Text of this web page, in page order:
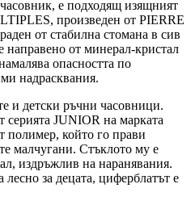
е подходящ изящният
произведен от PIERRE
от стабилна стомана в сив
направено от минерал-кристал
опасността по
надрасквания.
и детски ръчни часовници.
серията JUNIOR на марката
полимер, който го прави
малчугани. Стъклото му е
издръжлив на наранявания.
лесно за децата, циферблатът е